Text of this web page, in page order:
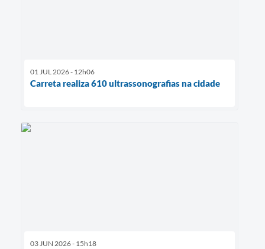
01 JUL 2026 - 12h06
Carreta realiza 610 ultrassonografias na cidade
03 JUN 2026 - 15h18